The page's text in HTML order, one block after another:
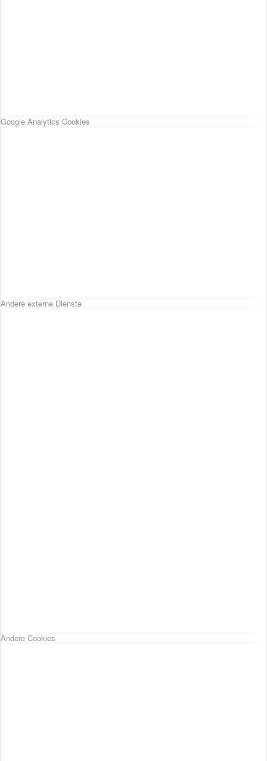
Google Analytics Cookies
Andere externe Dienste
Andere Cookies